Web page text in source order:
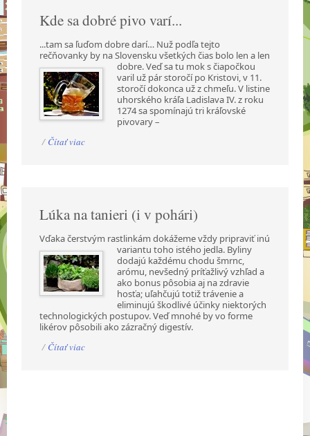
Kde sa dobré pivo varí...
...tam sa ľuďom dobre darí… Nuž podľa tejto
rečňovanky by na Slovensku všetkých čias bolo len a len
dobre. Veď sa tu mok s čiapočkou
varil už pár storočí po Kristovi, v 11.
storočí dokonca už z chmeľu. V listine
uhorského kráľa Ladislava IV. z roku
1274 sa spomínajú tri kráľovské
pivovary –
/ Čítať viac
Lúka na tanieri (i v pohári)
Vďaka čerstvým rastlinkám dokážeme vždy pripraviť inú
variantu toho istého jedla. Byliny
dodajú každému chodu šmrnc,
arómu, nevšedný príťažlivý vzhľad a
ako bonus pôsobia aj na zdravie
hosťa; uľahčujú totiž trávenie a
eliminujú škodlivé účinky niektorých
technologických postupov. Veď mnohé by vo forme
likérov pôsobili ako zázračný digestív.
/ Čítať viac